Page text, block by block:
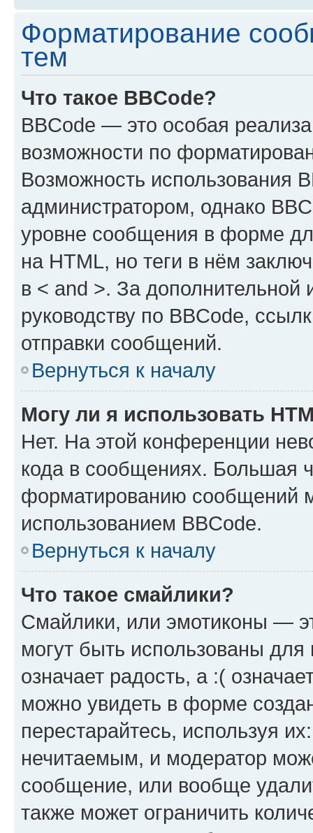
Форматирование
тем
Что такое BBCode?
BBCode — это особая
возможности по
Возможность использования
администратором, однако
уровне сообщения в форме
на HTML, но теги в нём
в < and >. За
руководству по BBCode,
отправки сообщений.
Вернуться к началу
Могу ли я использовать
Нет. На этой конференции
кода в сообщениях. Большая
форматированию сообщений
использованием BBCode.
Вернуться к началу
Что такое смайлики?
Смайлики, или эмотиконы —
могут быть использованы
означает радость, а :(
можно увидеть в форме
перестарайтесь, используя
нечитаемым, и модератор
сообщение, или вообще
также может ограничить